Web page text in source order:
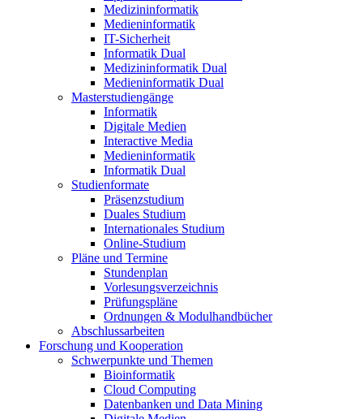
Medizininformatik
Medieninformatik
IT-Sicherheit
Informatik Dual
Medizininformatik Dual
Medieninformatik Dual
Masterstudiengänge
Informatik
Digitale Medien
Interactive Media
Medieninformatik
Informatik Dual
Studienformate
Präsenzstudium
Duales Studium
Internationales Studium
Online-Studium
Pläne und Termine
Stundenplan
Vorlesungsverzeichnis
Prüfungspläne
Ordnungen & Modulhandbücher
Abschlussarbeiten
Forschung und Kooperation
Schwerpunkte und Themen
Bioinformatik
Cloud Computing
Datenbanken und Data Mining